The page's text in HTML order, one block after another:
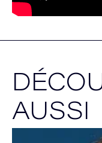
AUSSI